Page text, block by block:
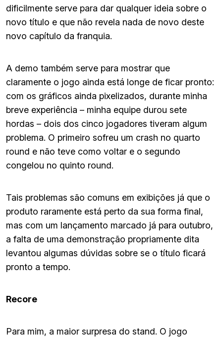
dificilmente serve para dar qualquer ideia sobre o
novo título e que não revela nada de novo deste
novo capítulo da franquia.
A demo também serve para mostrar que
claramente o jogo ainda está longe de ficar pronto:
com os gráficos ainda pixelizados, durante minha
breve experiência – minha equipe durou sete
hordas – dois dos cinco jogadores tiveram algum
problema. O primeiro sofreu um crash no quarto
round e não teve como voltar e o segundo
congelou no quinto round.
Tais problemas são comuns em exibições já que o
produto raramente está perto da sua forma final,
mas com um lançamento marcado já para outubro,
a falta de uma demonstração propriamente dita
levantou algumas dúvidas sobre se o título ficará
pronto a tempo.
Recore
Para mim, a maior surpresa do stand. O jogo